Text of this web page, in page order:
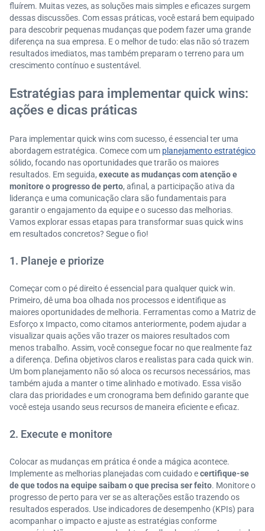
fluírem. Muitas vezes, as soluções mais simples e eficazes surgem
dessas discussões. Com essas práticas, você estará bem equipado
para descobrir pequenas mudanças que podem fazer uma grande
diferença na sua empresa. E o melhor de tudo: elas não só trazem
resultados imediatos, mas também preparam o terreno para um
crescimento contínuo e sustentável.
Estratégias para implementar quick wins:
ações e dicas práticas
Para implementar quick wins com sucesso, é essencial ter uma
abordagem estratégica. Comece com um planejamento estratégico
sólido, focando nas oportunidades que trarão os maiores
resultados. Em seguida, execute as mudanças com atenção e
monitore o progresso de perto, afinal, a participação ativa da
liderança e uma comunicação clara são fundamentais para
garantir o engajamento da equipe e o sucesso das melhorias.
Vamos explorar essas etapas para transformar suas quick wins
em resultados concretos? Segue o fio!
1. Planeje e priorize
Começar com o pé direito é essencial para qualquer quick win.
Primeiro, dê uma boa olhada nos processos e identifique as
maiores oportunidades de melhoria. Ferramentas como a Matriz de
Esforço x Impacto, como citamos anteriormente, podem ajudar a
visualizar quais ações vão trazer os maiores resultados com
menos trabalho. Assim, você consegue focar no que realmente faz
a diferença. Defina objetivos claros e realistas para cada quick win.
Um bom planejamento não só aloca os recursos necessários, mas
também ajuda a manter o time alinhado e motivado. Essa visão
clara das prioridades e um cronograma bem definido garante que
você esteja usando seus recursos de maneira eficiente e eficaz.
2. Execute e monitore
Colocar as mudanças em prática é onde a mágica acontece.
Implemente as melhorias planejadas com cuidado ecertifique-se
de que todos na equipe saibam o que precisa ser feito. Monitore o
progresso de perto para ver se as alterações estão trazendo os
resultados esperados. Use indicadores de desempenho (KPIs) para
acompanhar o impacto e ajuste as estratégias conforme